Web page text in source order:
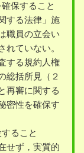
保すること
する法律」施
職員の立会い
れていない。
する規約人権
総括所見（２
再審に関する
密性を確保す
ること
せず，実質的